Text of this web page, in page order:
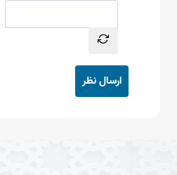
ارسال نظر